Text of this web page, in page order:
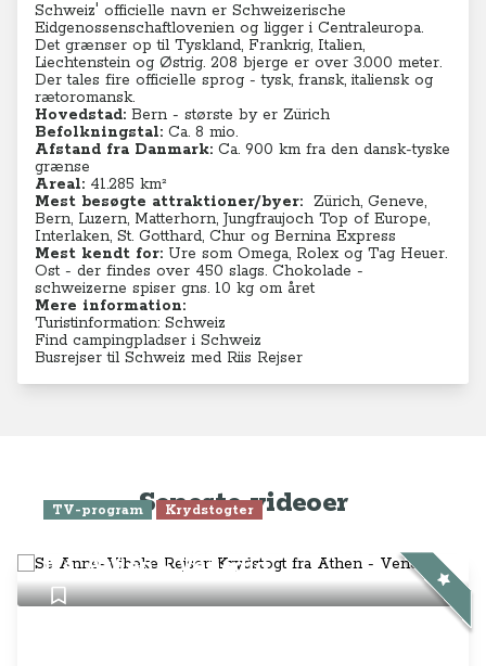
Schweiz' officielle navn er Schweizerische
Eidgenossenschaftlovenien og ligger i Centraleuropa.
Det grænser op til Tyskland, Frankrig, Italien,
Liechtenstein og Østrig. 208 bjerge er over 3.000 meter.
Der tales fire officielle sprog - tysk, fransk, italiensk og
rætoromansk.
Hovedstad: Bern - største by er Zürich
Befolkningstal: Ca. 8 mio.
Afstand fra Danmark: Ca. 900 km fra den dansk-tyske
grænse
Areal: 41.285 km²
Mest besøgte attraktioner/byer: Zürich, Geneve,
Bern, Luzern, Matterhorn, Jungfraujoch Top of Europe,
Interlaken, St. Gotthard, Chur og Bernina Express
Mest kendt for: Ure som Omega, Rolex og Tag Heuer.
Ost - der findes over 450 slags. Chokolade -
schweizerne spiser gns. 10 kg om året
Mere information:
Turistinformation: Schweiz
Find campingpladser i Schweiz
Busrejser til Schweiz med Riis Rejser
Seneste videoer
TV-program Krydstogter
fra Athen - Venedig